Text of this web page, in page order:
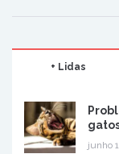
+ Lidas
junho